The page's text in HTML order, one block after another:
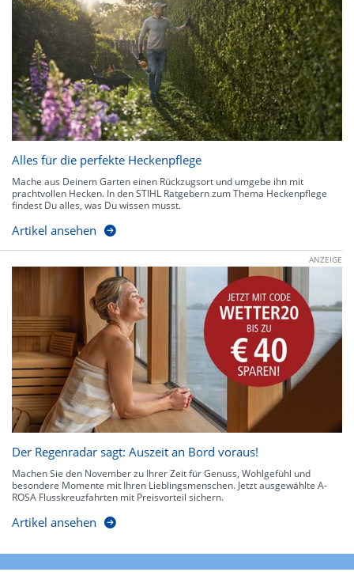
Alles für die perfekte Heckenpflege
Mache aus Deinem Garten einen Rückzugsort und umgebe ihn mit
prachtvollen Hecken. In den STIHL Ratgebern zum Thema Heckenpflege
findest Du alles, was Du wissen musst.
Artikel ansehen
ANZEIGE
Der Regenradar sagt: Auszeit an Bord voraus!
Machen Sie den November zu Ihrer Zeit für Genuss, Wohlgefühl und
besondere Momente mit Ihren Lieblingsmenschen. Jetzt ausgewählte A-
ROSA Flusskreuzfahrten mit Preisvorteil sichern.
Artikel ansehen